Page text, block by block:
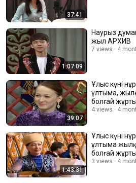
37:41
1:07:09
Наурыз думан
жыл АРХИВ
7 views 4
39:07
Ұлыс күні
ұлтыма,
болғай жұртыма 2
жыл АРХИВ
4 views 4
1:43:31
Ұлыс күні
ұлтыма
болғай жұртым 1
жыл АРХИВ
3 views 4